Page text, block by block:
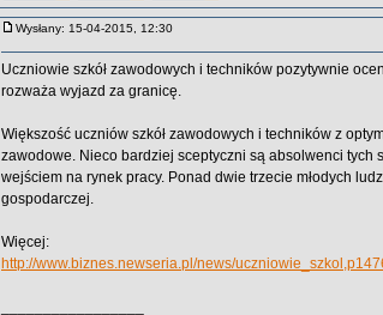
Wysłany: 15-04-2015, 12:30
Uczniowie szkół zawodowych i techników pozytywnie
rozważa wyjazd za granicę.
Większość uczniów szkół zawodowych i techników z
zawodowe. Nieco bardziej sceptyczni są absolwenci tych
wejściem na rynek pracy. Ponad dwie trzecie młodych
gospodarczej.
Więcej:
http://www.biznes.newseria.pl/news/